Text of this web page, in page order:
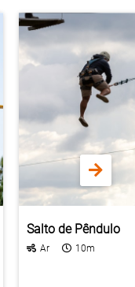
Salto de Pêndulo
Ar 10m